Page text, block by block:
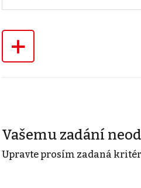
+
Vašemu zadání
Upravte prosím zadaná